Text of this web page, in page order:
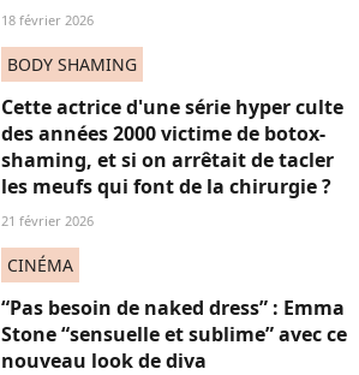
18 février 2026
BODY SHAMING
Cette actrice d'une série hyper culte
des années 2000 victime de botox-
shaming, et si on arrêtait de tacler
les meufs qui font de la chirurgie ?
21 février 2026
CINÉMA
“Pas besoin de naked dress” : Emma
Stone “sensuelle et sublime” avec ce
nouveau look de diva